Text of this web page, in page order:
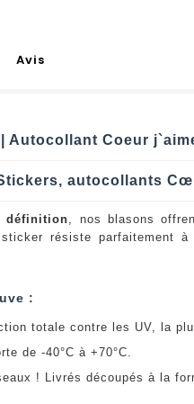
Avis
Autocollant Coeur
autocollants
définition , nos blasons
sticker résiste parfaitement
:
totale contre les UV, la
de -40°C à +70°C.
! Livrés découpés à la